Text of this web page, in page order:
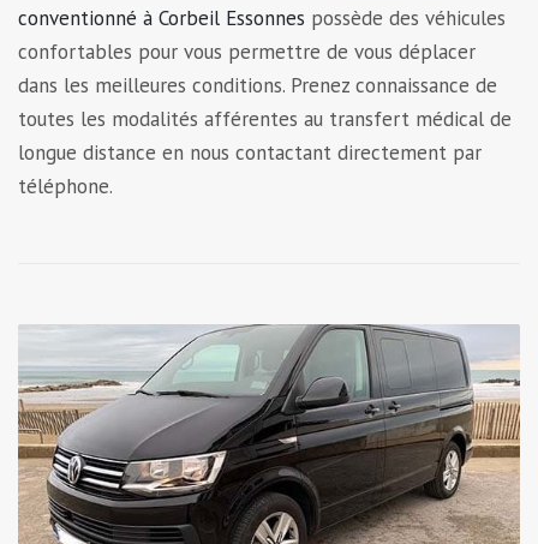
conventionné à Corbeil Essonnes possède des véhicules
confortables pour vous permettre de vous déplacer
dans les meilleures conditions. Prenez connaissance de
toutes les modalités afférentes au transfert médical de
longue distance en nous contactant directement par
téléphone.